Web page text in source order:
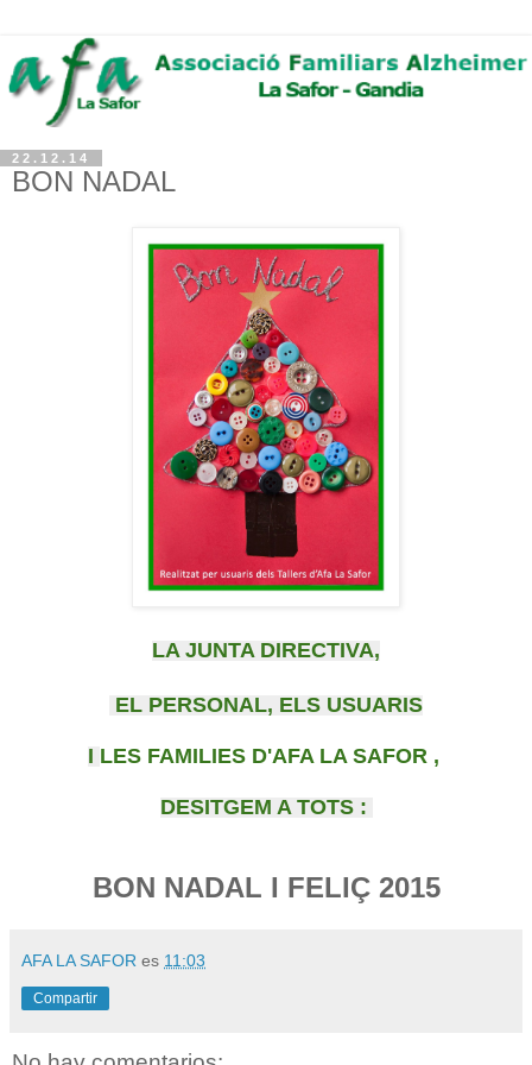
22.12.14
BON NADAL
LA JUNTA DIRECTIVA,
EL PERSONAL, ELS USUARIS
I LES FAMILIES D'AFA LA SAFOR ,
DESITGEM A TOTS :
BON NADAL I FELIÇ 2015
AFA LA SAFOR es 11:03
Compartir